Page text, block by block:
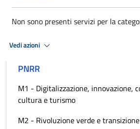
Non sono presenti servizi per la
Vedi azioni
PNRR
M1 - Digitalizzazione, innovazione,
cultura e turismo
M2 - Rivoluzione verde e